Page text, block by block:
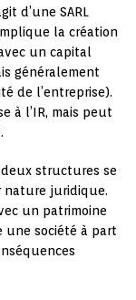
d’une SARL
la création
un capital
généralement
de l’entreprise).
à l’IR, mais peut
structures se
juridique.
un patrimoine
une société à part